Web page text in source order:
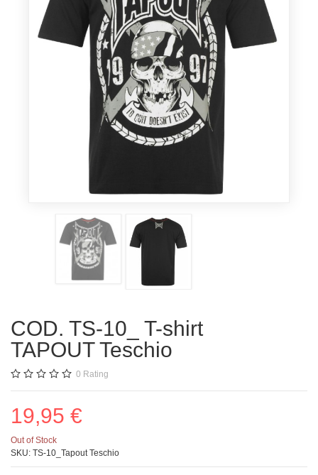
COD. TS-10_ T-shirt
TAPOUT Teschio
0 Rating
19,95 €
Out of Stock
SKU: TS-10_Tapout Teschio